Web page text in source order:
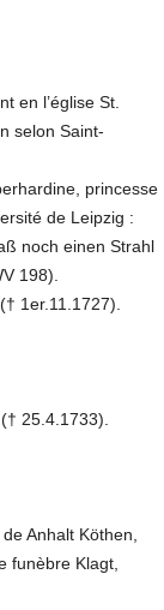
en l’église St.
selon Saint-
princesse
de Leipzig :
noch einen Strahl
198).
1er.11.1727).
25.4.1733).
Anhalt Köthen,
funèbre Klagt,